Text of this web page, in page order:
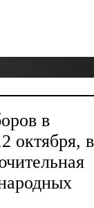
в
октября, в